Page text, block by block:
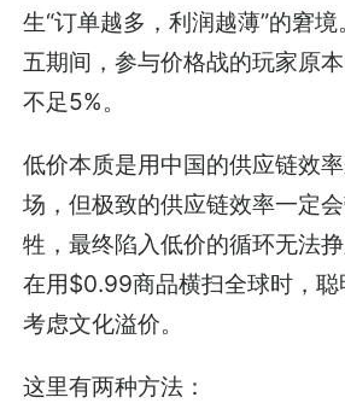
生“订单越多，利润越薄”的窘
五期间，参与价格战的玩家原
不足5%。
低价本质是用中国的供应链效
场，但极致的供应链效率一定
牲，最终陷入低价的循环无法
在用$0.99商品横扫全球时，聪
考虑文化溢价。
这里有两种方法：